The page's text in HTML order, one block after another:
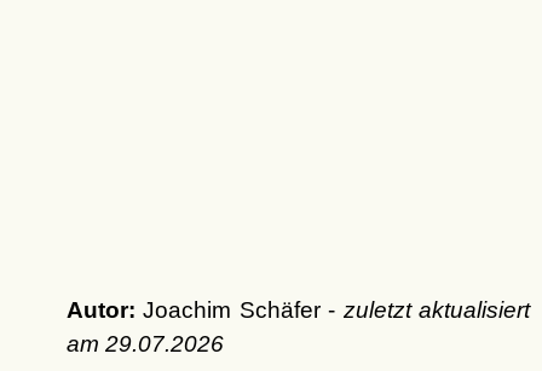
Autor: Joachim Schäfer - zuletzt aktualisiert
am 29.07.2026